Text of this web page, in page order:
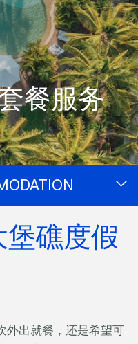
餐服务
礁度假
外出就餐，还是希望可